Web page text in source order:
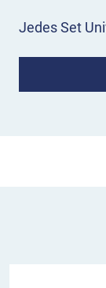
Jedes Set
Behälter
sind. Als